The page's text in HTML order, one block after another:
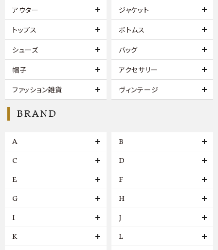
アウター ジャケット
トップス ボトムス
シューズ バッグ
帽子 アクセサリー
ファッション雑貨 ヴィンテージ
BRAND
A B
C D
E F
G H
I J
K L